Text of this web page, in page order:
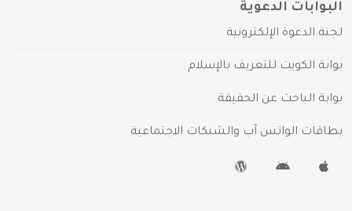
البوابات الدعوية
لجنة الدعوة الإلكترونية
بوابة الكويت للتعريف بالإسلام
بوابة الباحث عن الحقيقة
بطاقات الواتس آب والشبكات الاجتماعية